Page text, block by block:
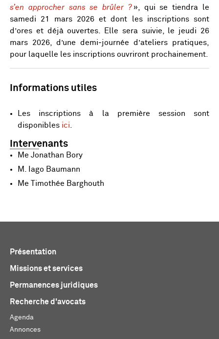
s’en approcher sans se brûler ?», qui se tiendra le
samedi 21 mars 2026 et dont les inscriptions sont
d’ores et déjà ouvertes. Elle sera suivie, le jeudi 26
mars 2026, d’une demi‑journée d’ateliers pratiques,
pour laquelle les inscriptions ouvriront prochainement.
Informations utiles
Les inscriptions à la première session sont
disponibles ici
Intervenants
Me Jonathan Bory
M. Iago Baumann
Me Timothée Barghouth
Présentation
Missions et services
Permanences juridiques
Recherche d'avocats
Agenda
Annonces